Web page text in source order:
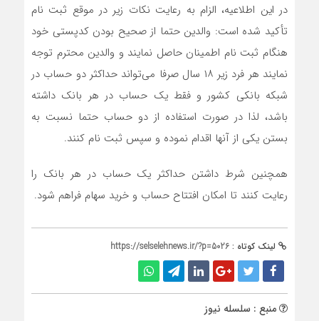
در این اطلاعیه، الزام به رعایت نکات زیر در موقع ثبت نام
تأکید شده است: والدین حتما از صحیح بودن کدپستی خود
هنگام ثبت نام اطمینان حاصل نمایند و والدین محترم توجه
نمایند هر فرد زیر ۱۸ سال صرفا می‌تواند حداکثر دو حساب در
شبکه بانکی کشور و فقط یک حساب در هر بانک داشته
باشد، لذا در صورت استفاده از دو حساب حتما نسبت به
بستن یکی از آنها اقدام نموده و سپس ثبت نام کنند.
همچنین شرط داشتن حداکثر یک حساب در هر بانک را
رعایت کنند تا امکان افتتاح حساب و خرید سهام فراهم شود.
لینک کوتاه : https://selselehnews.ir/?p=5026
منبع : سلسله نیوز